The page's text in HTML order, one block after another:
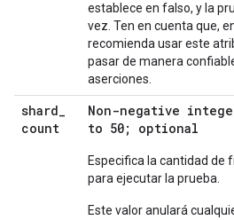
establece en falso, y la
vez. Ten en cuenta que,
recomienda usar este
pasar de manera
aserciones.
shard_
count
Non-negative
to 50; optional
Especifica la cantidad de
para ejecutar la prueba.
Este valor anulará